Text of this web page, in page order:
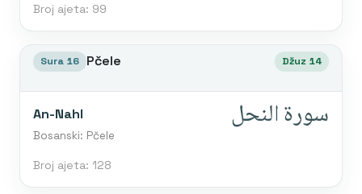
Broj ajeta: 99
Sura 16 Pčele Džuz 14
An-Nahl
Bosanski: Pčele
سورة النحل
Broj ajeta: 128